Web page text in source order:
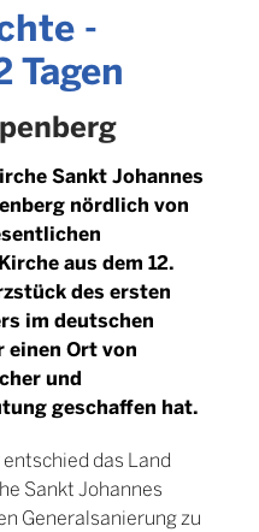
-
Sankt Johannes
nördlich von
aus dem 12.
des ersten
im deutschen
einen Ort von
und
geschaffen hat.
das Land
Sankt Johannes
Generalsanierung zu